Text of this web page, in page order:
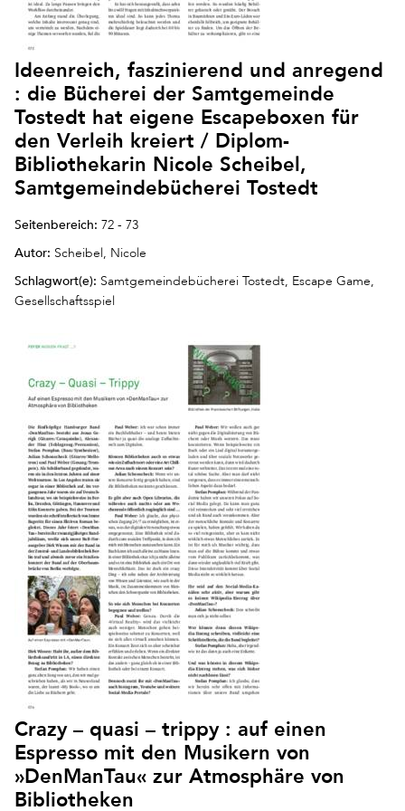
Ideenreich, faszinierend und anregend
: die Bücherei der Samtgemeinde
Tostedt hat eigene Escapeboxen für
den Verleih kreiert / Diplom-
Bibliothekarin Nicole Scheibel,
Samtgemeindebücherei Tostedt
Seitenbereich: 72 - 73
Autor: Scheibel, Nicole
Schlagwort(e): Samtgemeindebücherei Tostedt, Escape Game,
Gesellschaftsspiel
Crazy – quasi – trippy : auf einen
Espresso mit den Musikern von
»DenManTau« zur Atmosphäre von
Bibliotheken